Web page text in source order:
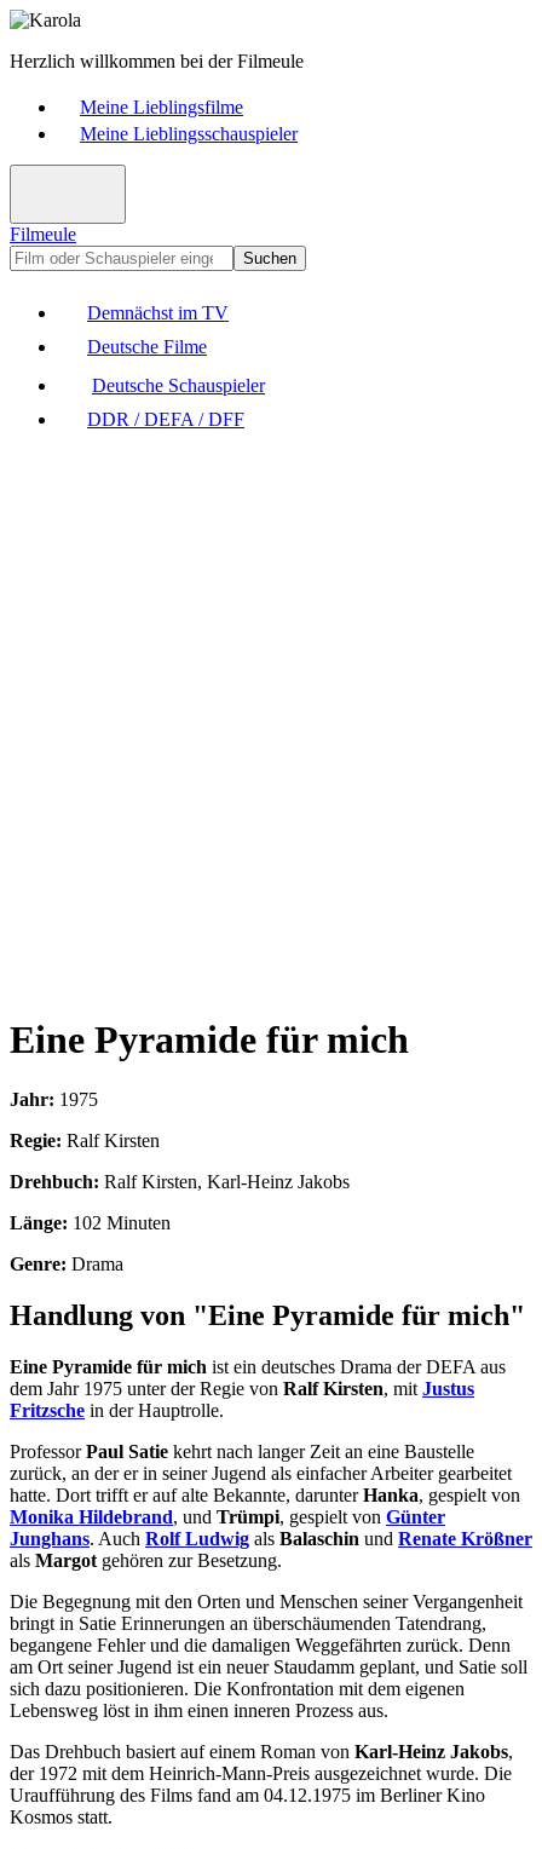
Herzlich willkommen bei der Filmeule
Meine Lieblingsfilme
Meine Lieblingsschauspieler
Filmeule
Suchen
Demnächst im TV
Deutsche Filme
Deutsche Schauspieler
DDR / DEFA / DFF
Eine Pyramide für mich
Jahr: 1975
Regie: Ralf Kirsten
Drehbuch: Ralf Kirsten, Karl-Heinz Jakobs
Länge: 102 Minuten
Genre: Drama
Handlung von "Eine Pyramide für mich"
Eine Pyramide für mich ist ein deutsches Drama der DEFA aus
dem Jahr 1975 unter der Regie von Ralf Kirsten, mit Justus
Fritzsche in der Hauptrolle.
ProfessorPaul Satie kehrt nach langer Zeit an eine Baustelle
zurück, an der er in seiner Jugend als einfacher Arbeiter gearbeitet
hatte. Dort trifft er auf alte Bekannte, darunterHanka, gespielt von
Monika Hildebrand, und Trümpi, gespielt von Günter
Junghans. Auch Rolf Ludwig als Balaschin und Renate Krößner
als Margot gehören zur Besetzung.
Die Begegnung mit den Orten und Menschen seiner Vergangenheit
bringt in Satie Erinnerungen an überschäumenden Tatendrang,
begangene Fehler und die damaligen Weggefährten zurück. Denn
am Ort seiner Jugend ist ein neuer Staudamm geplant, und Satie soll
sich dazu positionieren. Die Konfrontation mit dem eigenen
Lebensweg löst in ihm einen inneren Prozess aus.
Das Drehbuch basiert auf einem Roman von Karl-Heinz Jakobs,
der 1972 mit dem Heinrich-Mann-Preis ausgezeichnet wurde. Die
Uraufführung des Films fand am 04.12.1975 im Berliner Kino
Kosmos statt.